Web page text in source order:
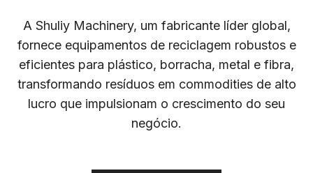
A Shuliy Machinery, um fabricante líder global,
fornece equipamentos de reciclagem robustos e
eficientes para plástico, borracha, metal e fibra,
transformando resíduos em commodities de alto
lucro que impulsionam o crescimento do seu
negócio.